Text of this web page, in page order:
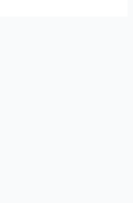
de Cerveja